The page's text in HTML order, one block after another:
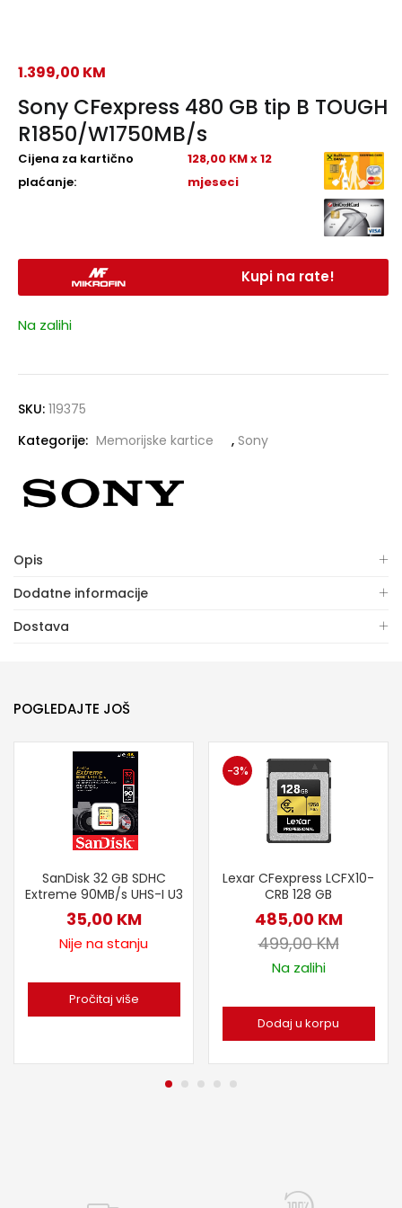
Sony CFexpress 480 GB tip B TOUGH
R1850/W1750MB/s
1.399,00 KM
Cijena za kartično
plaćanje:
128,00 KM x 12
mjeseci
Kupi na rate!
Na zalihi
SKU: 119375
Kategorije: Memorijske kartice , Sony
Opis
Dodatne informacije
Dostava
POGLEDAJTE JOŠ
SanDisk 32 GB SDHC
Extreme 90MB/s UHS-I U3
35,00 KM
Nije na stanju
Pročitaj više
-3%
Lexar CFexpress LCFX10-
CRB 128 GB
485,00 KM
499,00KM
Na zalihi
Dodaj u korpu